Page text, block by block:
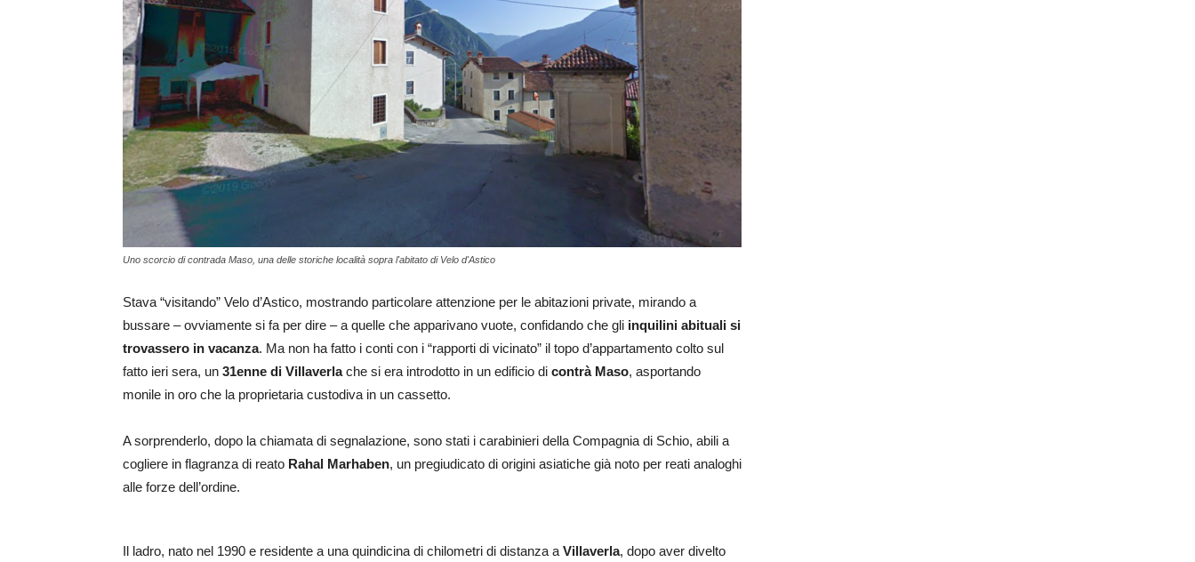
Uno scorcio di contrada Maso, una delle storiche località sopra l'abitato di Velo d'Astico
Stava “visitando” Velo d’Astico, mostrando particolare attenzione per le abitazioni private, mirando a
bussare – ovviamente si fa per dire – a quelle che apparivano vuote, confidando che gli inquilini abituali si
trovassero in vacanza. Ma non ha fatto i conti con i “rapporti di vicinato” il topo d’appartamento colto sul
fatto ieri sera, un 31enne di Villaverlache si era introdotto in un edificio di contrà Maso, asportando
monile in oro che la proprietaria custodiva in un cassetto.
A sorprenderlo, dopo la chiamata di segnalazione, sono stati i carabinieri della Compagnia di Schio, abili a
cogliere in flagranza di reato Rahal Marhaben, un pregiudicato di origini asiatiche già noto per reati analoghi
alle forze dell’ordine.
Il ladro, nato nel 1990 e residente a una quindicina di chilometri di distanza a Villaverla, dopo aver divelto